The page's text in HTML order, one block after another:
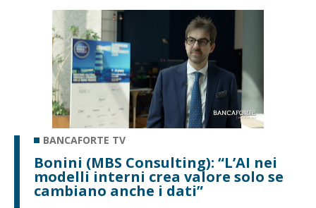
BANCAFORTE TV
Bonini (MBS Consulting): “L’AI nei
modelli interni crea valore solo se
cambiano anche i dati”